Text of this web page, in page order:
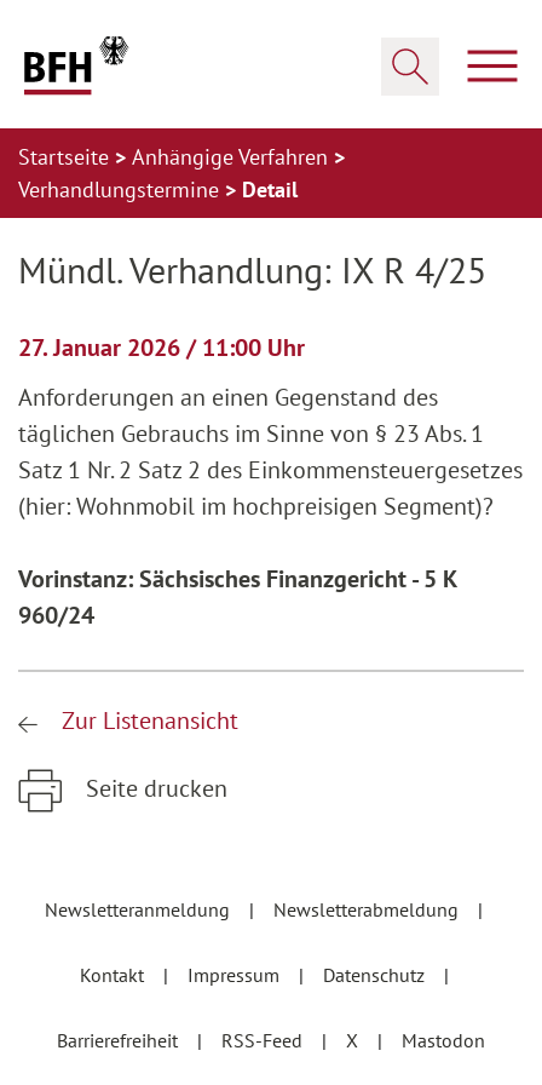
Startseite
Anhängige Verfahren
Verhandlungstermine
Detail
Mündl. Verhandlung: IX R 4/25
27. Januar 2026 / 11:00 Uhr
Anforderungen an einen Gegenstand des
täglichen Gebrauchs im Sinne von § 23 Abs. 1
Satz 1 Nr. 2 Satz 2 des Einkommensteuergesetzes
(hier: Wohnmobil im hochpreisigen Segment)?
Vorinstanz: Sächsisches Finanzgericht - 5 K
960/24
Zur Listenansicht
Seite drucken
Newsletteranmeldung
Newsletterabmeldung
Kontakt Impressum Datenschutz
Barrierefreiheit RSS-Feed X Mastodon